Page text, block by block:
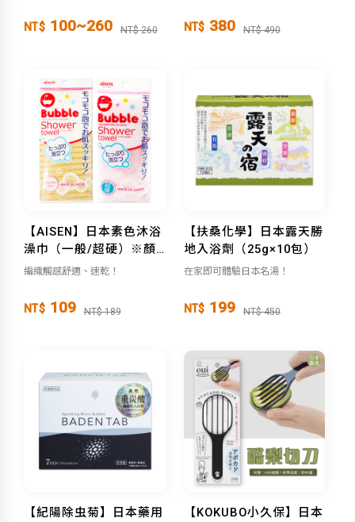
NT$ 100~260 NT$ 260 NT$ 380 NT$ 490
【AISEN】日本素色沐浴
澡巾（一般/超硬）※顏色
隨機出貨
編織觸感舒適、速乾！
NT$ 109 NT$ 189
【扶桑化學】日本露天勝
地入浴劑（25g×10包）
在家即可體驗日本名湯！
NT$ 199 NT$ 450
【紀陽除虫菊】日本藥用
【KOKUBO小久保】日本